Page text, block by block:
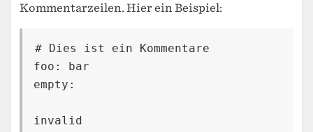
Kommentarzeilen. Hier ein Beispiel:
# Dies ist ein Kommentare
foo: bar
empty:
invalid